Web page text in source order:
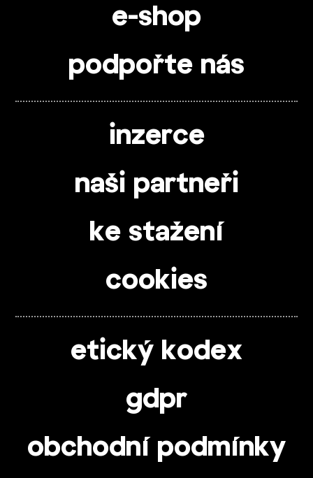
e-shop
podpořte nás
inzerce
naši partneři
ke stažení
cookies
etický kodex
gdpr
obchodní podmínky